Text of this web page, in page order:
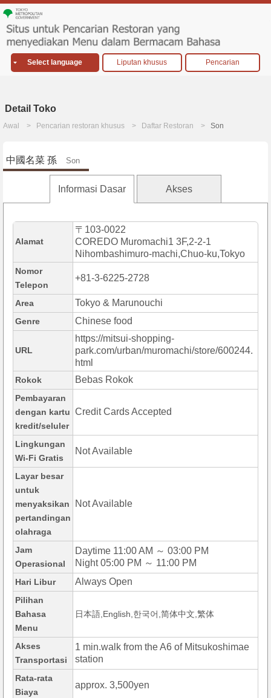
Select language Liputan khusus Pencarian
Detail Toko
Awal Pencarian restoran khusus Daftar Restoran Son
中國名菜 孫 Son
Informasi Dasar Akses
Alamat
〒103-0022
COREDO Muromachi1 3F,2-2-1
Nihombashimuro-machi,Chuo-ku,Tokyo
Nomor
Telepon
+81-3-6225-2728
Area Tokyo & Marunouchi
Genre Chinese food
URL
https://mitsui-shopping-
park.com/urban/muromachi/store/600244.
html
Rokok Bebas Rokok
Pembayaran
dengan kartu
kredit/seluler
Credit Cards Accepted
Lingkungan
Wi-Fi Gratis
Not Available
Layar besar
untuk
menyaksikan
pertandingan
olahraga
Not Available
Jam
Operasional
Daytime 11:00 AM ～ 03:00 PM
Night 05:00 PM ～ 11:00 PM
Hari Libur Always Open
Pilihan
Bahasa
Menu
日本語,English,한국어,简体中文,繁体
Akses
Transportasi
1 min.walk from the A6 of Mitsukoshimae
station
Rata-rata
Biaya
approx. 3,500yen